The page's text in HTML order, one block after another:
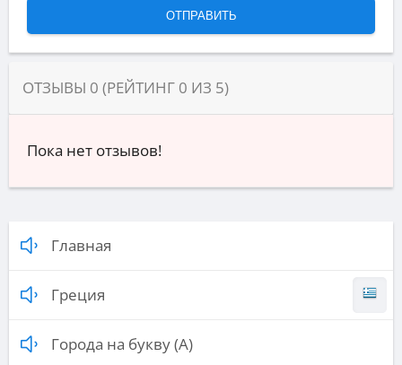
ОТЗЫВЫ 0 (РЕЙТИНГ 0 ИЗ 5)
Пока нет отзывов!
Главная
Греция
Города на букву (А)